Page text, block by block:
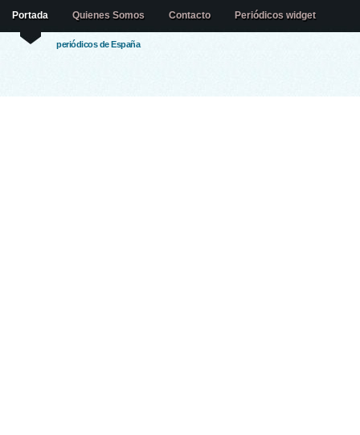
periódicos de España
Portada Quienes Somos Contacto Periódicos widget